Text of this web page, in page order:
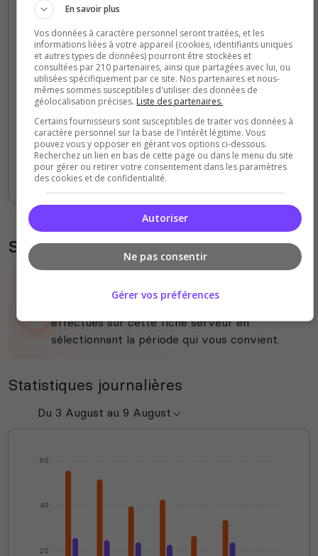
5
10
15
02h 04h 06h 08h 10h 12h 14h 22h
Statistiques des votes et clics
Vous pouvez découvrir des statistiques
détaillées sur le nombre de votes et de clics
effectués sur cette fiche serveur en
sélectionnant la période qui vous convient.
Statistiques journalières
20
40
60
En savoir plus
Vos données à caractère personnel seront traitées, et les
informations liées à votre appareil (cookies, identifiants uniques
et autres types de données) pourront être stockées et
consultées par 210 partenaires, ainsi que partagées avec lui, ou
utilisées spécifiquement par ce site. Nos partenaires et nous-
mêmes sommes susceptibles d'utiliser des données de
géolocalisation précises. Liste des partenaires.
Certains fournisseurs sont susceptibles de traiter vos données à
caractère personnel sur la base de l'intérêt légitime. Vous
pouvez vous y opposer en gérant vos options ci-dessous.
Recherchez un lien en bas de cette page ou dans le menu du site
pour gérer ou retirer votre consentement dans les paramètres
des cookies et de confidentialité.
Autoriser
Ne pas consentir
Gérer vos préférences